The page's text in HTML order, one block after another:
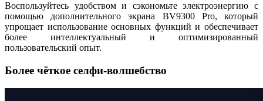
Воспользуйтесь удобством и сэкономьте электроэнергию с
помощью дополнительного экрана BV9300 Pro, который
упрощает использование основных функций и обеспечивает
более интеллектуальный и оптимизированный
пользовательский опыт.
Более чёткое селфи-волшебство